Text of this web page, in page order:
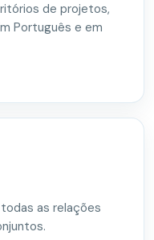
de projetos,
Português e em
as relações